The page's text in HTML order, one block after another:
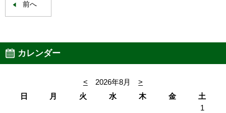
前へ
カレンダー
< 2026年8月
>
日
月 火 水 木 金
土
1